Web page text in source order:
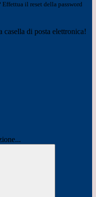
il reset della password
di posta elettronica!